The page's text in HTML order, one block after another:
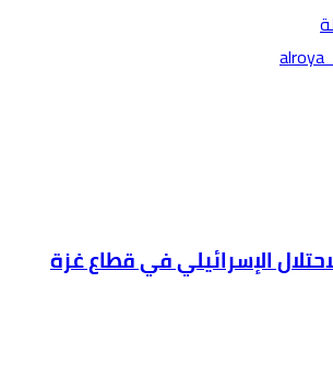
الإسرائيلي في قطاع غزة